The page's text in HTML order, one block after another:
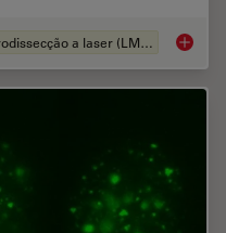
Microdissecção a laser (LMD) AI